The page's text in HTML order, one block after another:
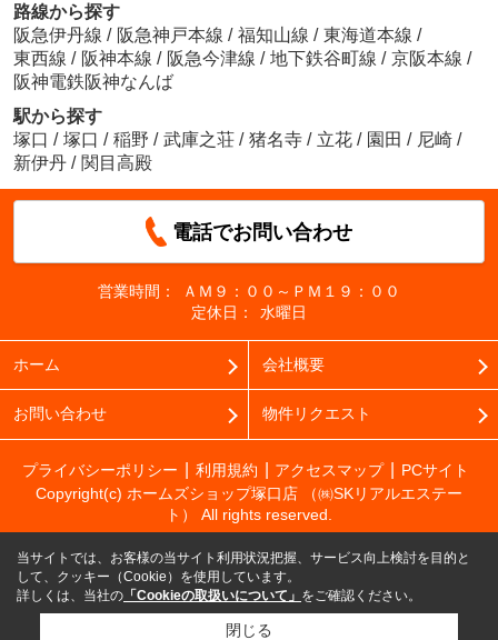
路線から探す
阪急伊丹線 / 阪急神戸本線 / 福知山線 / 東海道本線 /
東西線 / 阪神本線 / 阪急今津線 / 地下鉄谷町線 / 京阪本線 /
阪神電鉄阪神なんば
駅から探す
塚口 / 塚口 / 稲野 / 武庫之荘 / 猪名寺 / 立花 / 園田 / 尼崎 /
新伊丹 / 関目高殿
電話でお問い合わせ
営業時間：
ＡＭ９：００～ＰＭ１９：００
定休日：
水曜日
ホーム 会社概要
お問い合わせ 物件リクエスト
プライバシーポリシー 利用規約 アクセスマップ
PCサイト
Copyright(c) ホームズショップ塚口店 （㈱SKリアルエステー
ト） All rights reserved.
当サイトでは、お客様の当サイト利用状況把握、サービス向上検討を目的と
して、クッキー（Cookie）を使用しています。
詳しくは、当社の 「Cookieの取扱いについて」 をご確認ください。
閉じる